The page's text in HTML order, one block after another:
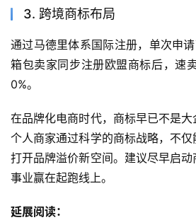
3. 跨境商标布局
通过马德里体系国际注册，单次申
箱包卖家同步注册欧盟商标后，速
0%。
在品牌化电商时代，商标早已不是
个人商家通过科学的商标战略，不
打开品牌溢价新空间。建议尽早启
事业赢在起跑线上。
延展阅读：